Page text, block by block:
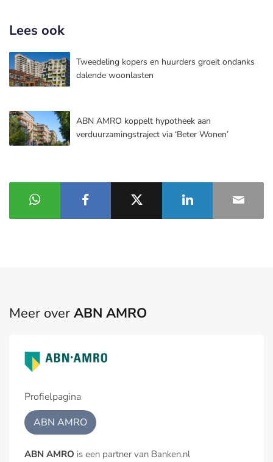
Lees ook
Tweedeling kopers en huurders groeit ondanks
dalende woonlasten
ABN AMRO koppelt hypotheek aan
verduurzamingstraject via ‘Beter Wonen’
Meer over ABN AMRO
Profielpagina
ABN AMRO
ABN AMRO is een partner van Banken.nl